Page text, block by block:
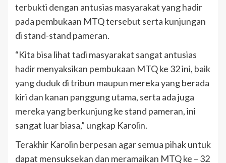
terbukti dengan antusias masyarakat yang hadir
pada pembukaan MTQ tersebut serta kunjungan
di stand-stand pameran.
“Kita bisa lihat tadi masyarakat sangat antusias
hadir menyaksikan pembukaan MTQ ke 32 ini, baik
yang duduk di tribun maupun mereka yang berada
kiri dan kanan panggung utama, serta ada juga
mereka yang berkunjung ke stand pameran, ini
sangat luar biasa,” ungkap Karolin.
Terakhir Karolin berpesan agar semua pihak untuk
dapat mensuksekan dan meramaikan MTQ ke – 32